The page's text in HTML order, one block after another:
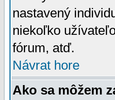
nastavený
niekoľko
fórum, atď.
Návrat hore
Ako sa môžem